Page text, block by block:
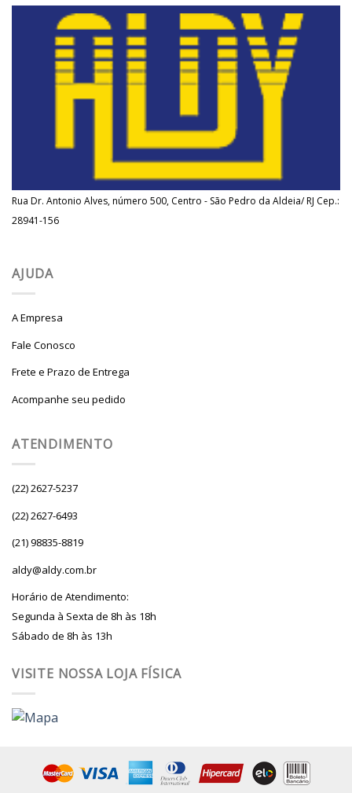
Rua Dr. Antonio Alves, número 500, Centro - São Pedro da Aldeia/ RJ Cep.:
28941-156
AJUDA
A Empresa
Fale Conosco
Frete e Prazo de Entrega
Acompanhe seu pedido
ATENDIMENTO
(22) 2627-5237
(22) 2627-6493
(21) 98835-8819
aldy@aldy.com.br
Horário de Atendimento:
Segunda à Sexta de 8h às 18h
Sábado de 8h às 13h
VISITE NOSSA LOJA FÍSICA